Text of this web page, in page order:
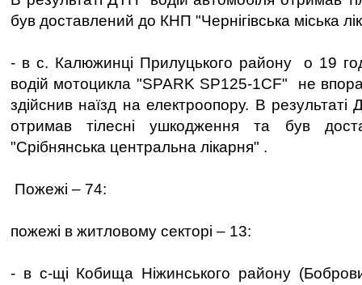
був доставлений до КНП "Чернігівська міська
- в с. Калюжинці Прилуцького району о 19
водій мотоцикла "SPARK SP125-1CF" не
здійснив наїзд на електроопору. В
отримав тілесні ушкодження та був
"Срібнянська центральна лікарня" .
Пожежі – 74:
пожежі в житловому секторі – 13:
- в с-щі Кобища Ніжинського району